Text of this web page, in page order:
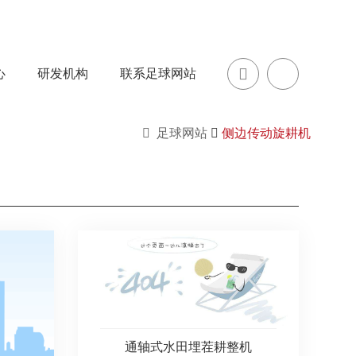
研发机构 联系足球网站
足球网站 侧边传动旋耕机
通轴式水田埋茬耕整机